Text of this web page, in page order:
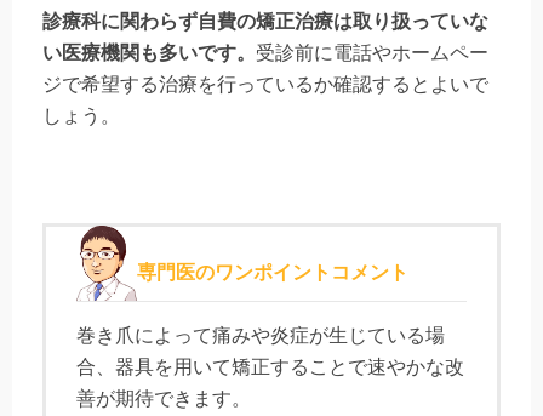
診療科に関わらず自費の矯正治療は取り扱っていな
い医療機関も多いです。 受診前に電話やホームペー
ジで希望する治療を行っているか確認するとよいで
しょう。
専門医のワンポイントコメント
巻き爪によって痛みや炎症が生じている場
合、器具を用いて矯正することで速やかな改
善が期待できます。